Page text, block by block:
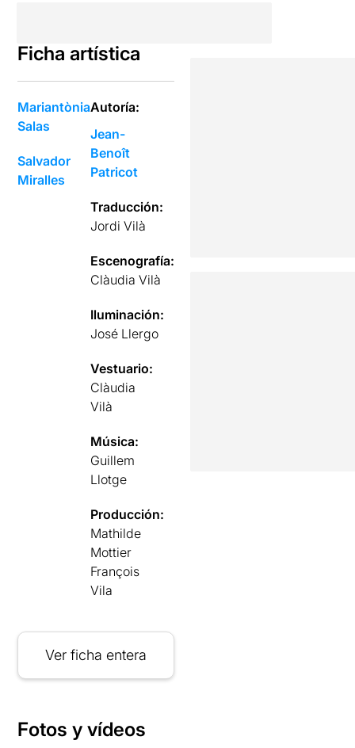
Ficha artística
Mariantònia
Salas
Salvador
Miralles
Autoría:
Jean-
Benoît
Patricot
Traducción:
Jordi Vilà
Escenografía:
Clàudia Vilà
Iluminación:
José Llergo
Vestuario:
Clàudia
Vilà
Música:
Guillem
Llotge
Producción:
Mathilde
Mottier
François
Vila
Ver ficha entera
Fotos y vídeos